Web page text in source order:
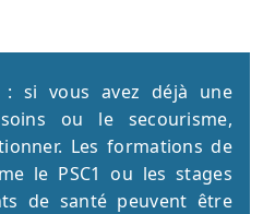
si vous avez déjà une
ou le secourisme,
Les formations de
le PSC1 ou les stages
de santé peuvent être